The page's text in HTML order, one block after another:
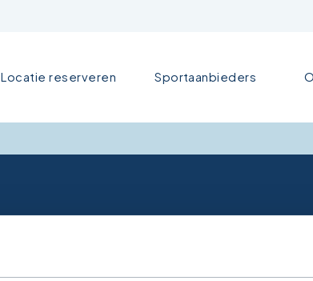
Locatie reserveren Sportaanbieders